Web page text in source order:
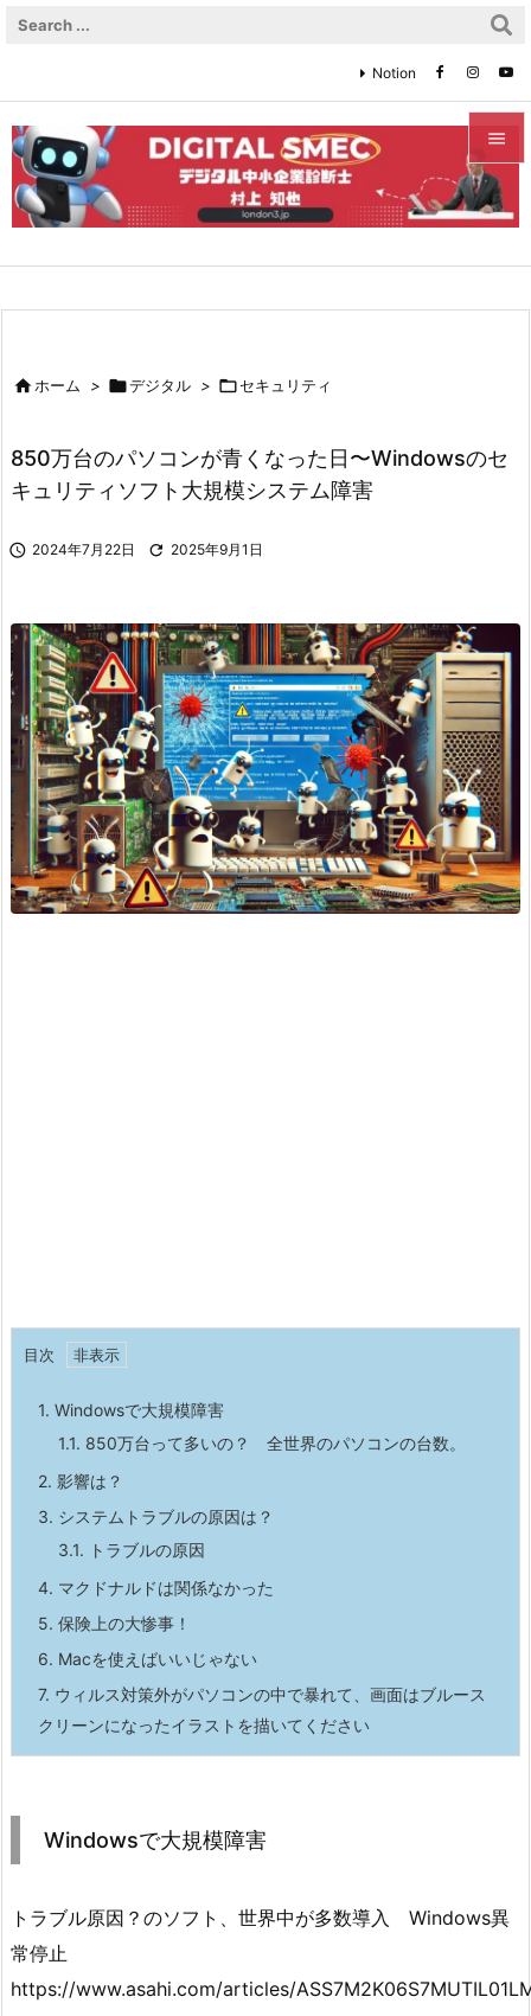


メニュ

検索
Notion
ホーム > デジタル > セキュリティ
850万台のパソコンが青くなった日〜Windowsのセ
キュリティソフト大規模システム障害
 2024年7月22日  2025年9月1日
目次
1. Windowsで大規模障害
1.1. 850万台って多いの？ 全世界のパソコンの台数。
2. 影響は？
3. システムトラブルの原因は？
3.1. トラブルの原因
4. マクドナルドは関係なかった
5. 保険上の大惨事！
6. Macを使えばいいじゃない
7. ウィルス対策外がパソコンの中で暴れて、画面はブルース
クリーンになったイラストを描いてください
Windowsで大規模障害
トラブル原因？のソフト、世界中が多数導入 Windows異
常停止
https://www.asahi.com/articles/